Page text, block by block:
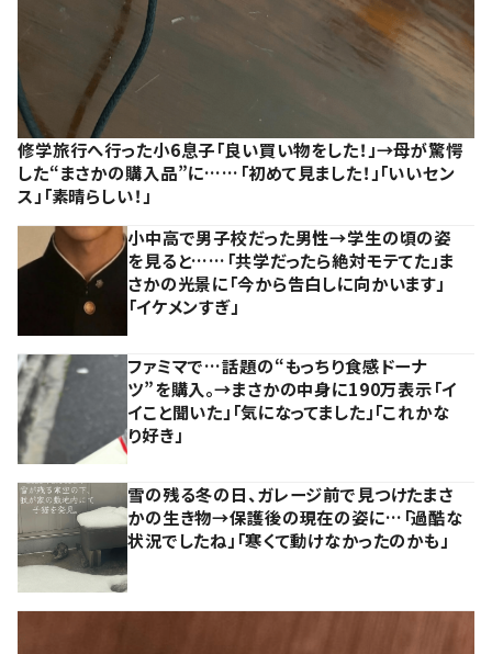
修学旅行へ行った小6息子「良い買い物をした！」→母が驚愕
した“まさかの購入品”に……「初めて見ました！」「いいセン
ス」「素晴らしい！」
小中高で男子校だった男性→学生の頃の姿
を見ると……「共学だったら絶対モテてた」ま
さかの光景に「今から告白しに向かいます」
「イケメンすぎ」
ファミマで…話題の“もっちり食感ドーナ
ツ”を購入。→まさかの中身に190万表示「イ
イこと聞いた」「気になってました」「これかな
り好き」
雪の残る冬の日、ガレージ前で見つけたまさ
かの生き物→保護後の現在の姿に…「過酷な
状況でしたね」「寒くて動けなかったのかも」